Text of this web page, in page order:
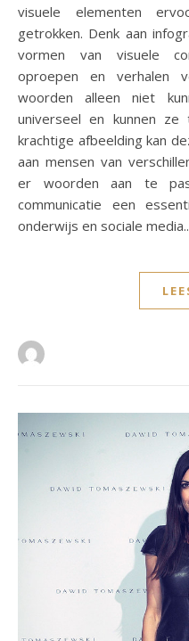
visuele elementen
getrokken. Denk aan
vormen van visuele
oproepen en verhalen
woorden alleen niet
universeel en kunnen ze
krachtige afbeelding kan
aan mensen van
er woorden aan te
communicatie een
onderwijs en sociale